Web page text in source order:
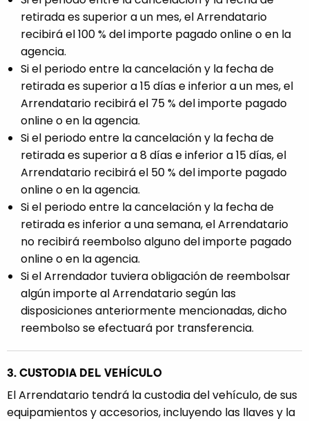
retirada es superior a un mes, el Arrendatario
recibirá el 100 % del importe pagado online o en la
agencia.
Si el periodo entre la cancelación y la fecha de
retirada es superior a 15 días e inferior a un mes, el
Arrendatario recibirá el 75 % del importe pagado
online o en la agencia.
Si el periodo entre la cancelación y la fecha de
retirada es superior a 8 días e inferior a 15 días, el
Arrendatario recibirá el 50 % del importe pagado
online o en la agencia.
Si el periodo entre la cancelación y la fecha de
retirada es inferior a una semana, el Arrendatario
no recibirá reembolso alguno del importe pagado
online o en la agencia.
Si el Arrendador tuviera obligación de reembolsar
algún importe al Arrendatario según las
disposiciones anteriormente mencionadas, dicho
reembolso se efectuará por transferencia.
3. CUSTODIA DEL VEHÍCULO
El Arrendatario tendrá la custodia del vehículo, de sus
equipamientos y accesorios, incluyendo las llaves y la